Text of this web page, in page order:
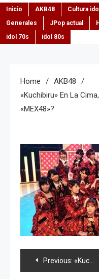
Inicio AKB48 Cultura idol
Generales
JPop actual
idol 70s
idol 80s
Home
AKB48
«Kuchibiru» En La
«MEX48»?
Navegación
Previous: «Kuchibiru» en la cima, mensaje de Yukirin y «MEX48»?